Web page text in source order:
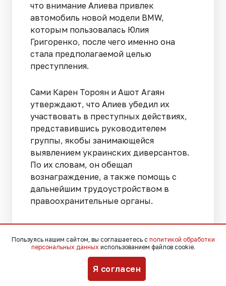
что внимание Алиева привлек
автомобиль новой модели BMW,
которым пользовалась Юлия
Григоренко, после чего именно она
стала предполагаемой целью
преступления.
Сами Карен Тороян и Ашот Агаян
утверждают, что Алиев убедил их
участвовать в преступных действиях,
представившись руководителем
группы, якобы занимающейся
выявлением украинских диверсантов.
По их словам, он обещал
вознаграждение, а также помощь с
дальнейшим трудоустройством в
правоохранительные органы.
Помимо обвинения в похищении и
убийстве Юлии Григоренко, фигурантам
инкриминируют еще два эпизода,
связанные с угоном автомобилей и
Пользуясь нашим сайтом, вы соглашаетесь с политикой обработки
персональных данных использованием файлов cookie.
Я согласен